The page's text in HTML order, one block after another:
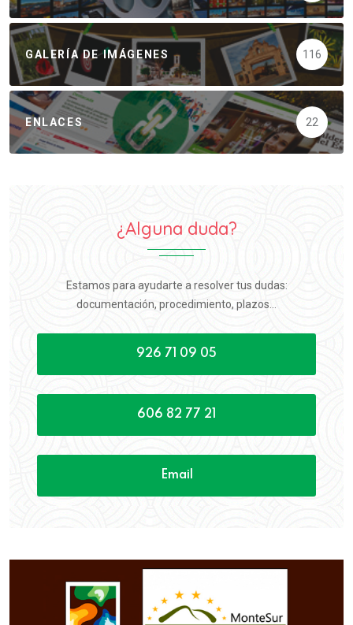
GALERÍA DE IMÁGENES 116
ENLACES 22
¿Alguna duda?
Estamos para ayudarte a resolver tus dudas:
documentación, procedimiento, plazos...
926 71 09 05
606 82 77 21
Email